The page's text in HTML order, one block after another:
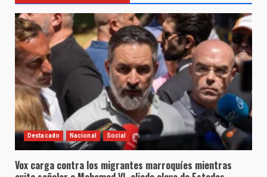
Destacado Nacional Social
Vox carga contra los migrantes marroquíes mientras